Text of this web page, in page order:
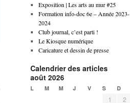
Exposition | Les arts au mur #25
Formation info-doc 6e – Année 2023-
2024
Club journal, c’est parti !
Le Kiosque numérique
Caricature et dessin de presse
Calendrier des articles
août 2026
L M M J V S D
1
2